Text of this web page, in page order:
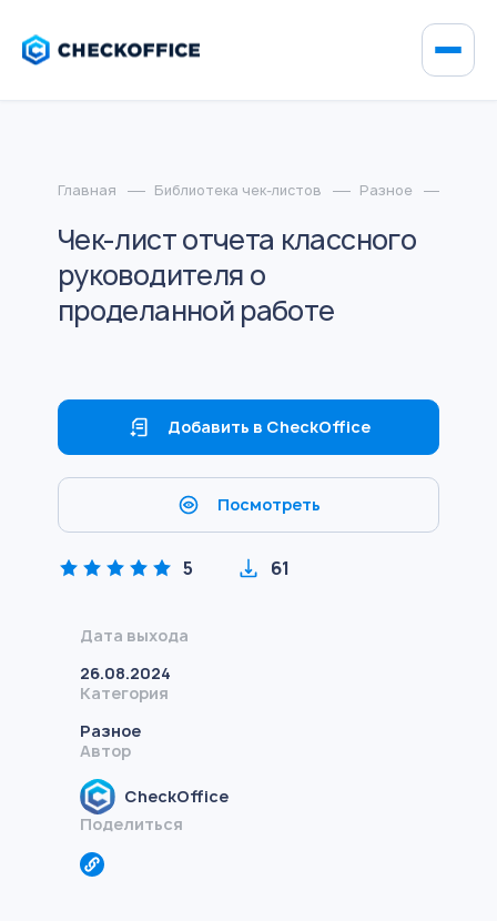
Главная Библиотека чек-листов Разное
Чек-лист отчета классного
руководителя о
проделанной работе
Добавить в CheckOffice
Посмотреть
5 61
Дата выхода
26.08.2024
Категория
Разное
Автор
CheckOffice
Поделиться